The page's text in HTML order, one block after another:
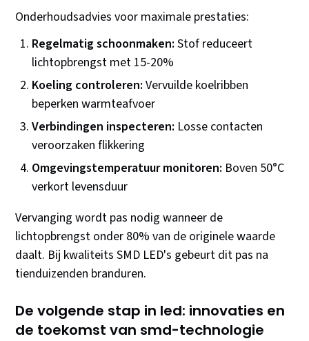
Onderhoudsadvies voor maximale prestaties:
Regelmatig schoonmaken: Stof reduceert
lichtopbrengst met 15-20%
Koeling controleren: Vervuilde koelribben
beperken warmteafvoer
Verbindingen inspecteren: Losse contacten
veroorzaken flikkering
Omgevingstemperatuur monitoren: Boven 50°C
verkort levensduur
Vervanging wordt pas nodig wanneer de
lichtopbrengst onder 80% van de originele waarde
daalt. Bij kwaliteits SMD LED's gebeurt dit pas na
tienduizenden branduren.
De volgende stap in led: innovaties en
de toekomst van smd-technologie